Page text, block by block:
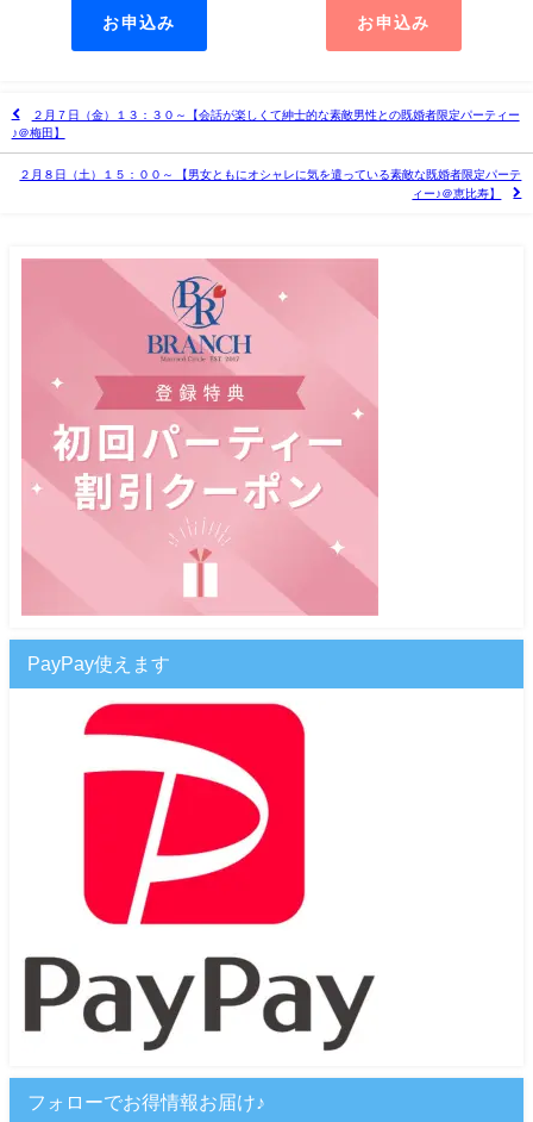
お申込み
お申込み
２月７日（金）１３：３０～【会話が楽しくて紳士的な素敵男性との既婚者限定パーティー
♪＠梅田】
２月８日（土）１５：００～ 【男女ともにオシャレに気を遣っている素敵な既婚者限定パーテ
ィー♪＠恵比寿】
PayPay使えます
フォローでお得情報お届け♪